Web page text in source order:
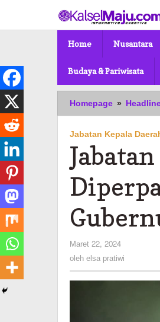
konten
Home Nusantara
Budaya & Pariwisata
Homepage »
Jabatan Kepala
Maret 22, 2024
olehelsa pratiwi